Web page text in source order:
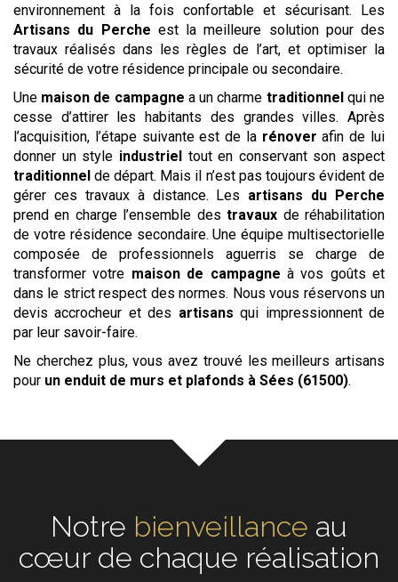
environnement à la fois confortable et sécurisant. Les
Artisans du Perche est la meilleure solution pour des
travaux réalisés dans les règles de l’art, et optimiser la
sécurité de votre résidence principale ou secondaire.
Une maison de campagne a un charme traditionnelqui ne
cesse d’attirer les habitants des grandes villes. Après
l’acquisition, l’étape suivante est de la rénover afin de lui
donner un style industrieltout en conservant son aspect
traditionnel de départ. Mais il n’est pas toujours évident de
gérer ces travaux à distance. Les artisans du Perche
prend en charge l’ensemble destravaux de réhabilitation
de votre résidence secondaire. Une équipe multisectorielle
composée de professionnels aguerris se charge de
transformer votre maison de campagne à vos goûts et
dans le strict respect des normes. Nous vous réservons un
devis accrocheur et des artisans qui impressionnent de
par leur savoir-faire.
Ne cherchez plus, vous avez trouvé les meilleurs artisans
pour un enduit de murs et plafonds à Sées (61500).
Notreécouteau cœur de
chaque réalisation